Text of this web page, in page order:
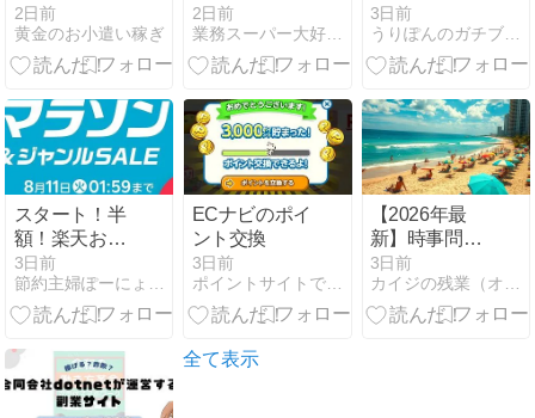
トのシステム
全解説！ログ
インやアプ
方まとめ
2日前
黄金のお小遣い稼ぎ
ない相談の違
い。
2日前
業務スーパー大好き専業主婦３児ママのブログ
ロワー
210→420
人！！
3日前
うりぽんのガチブログ
スタート！半
額！楽天お買
い物マラソ
ン！8月4日か
ら11日
3日前
節約主婦ぽーにょ の幸せブログ
ECナビのポイ
ント交換
3日前
ポイントサイトで小さく稼ぐ
【2026年最
新】時事問題
対策におすす
めの新聞と
は？学校・入
3日前
カイジの残業（オススメのスクール）
全て表示